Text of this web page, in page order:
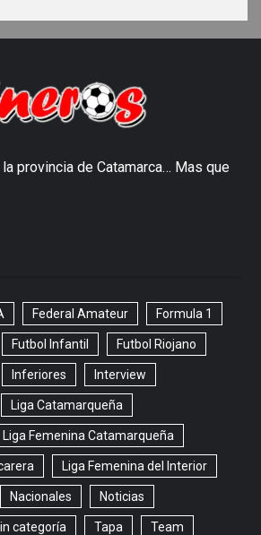
provincia de Catamarca… Mas que
Federal Amateur Formula 1
Futbol Infantil Futbol Riojano
Inferiores Interview
Liga Catamarqueña
Liga Femenina Catamarqueña
Liga Femenina del Interior
Nacionales Noticias
categoría Tapa Team